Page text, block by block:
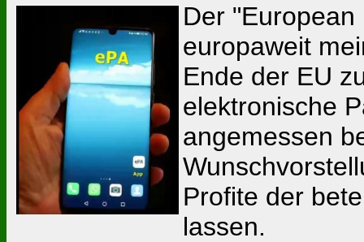
Der
europaweit
Ende der EU
elektronische
angemessen
Profite der
lassen.